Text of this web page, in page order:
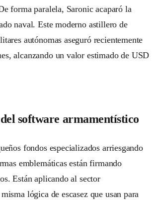
forma paralela, Saronic acaparó la
naval. Este moderno astillero de
autónomas aseguró recientemente
alcanzando un valor estimado de USD
software armamentístico
fondos especializados arriesgando
emblemáticas están firmando
Están aplicando al sector
lógica de escasez que usan para